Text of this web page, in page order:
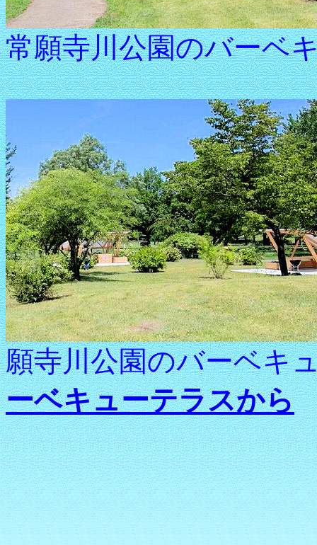
常願寺川公園のバーベ
願寺川公園のバーベ
ーベキューテラスから